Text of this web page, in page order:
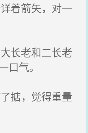
着箭矢，对一
长老和二长老
口气。
掂，觉得重量